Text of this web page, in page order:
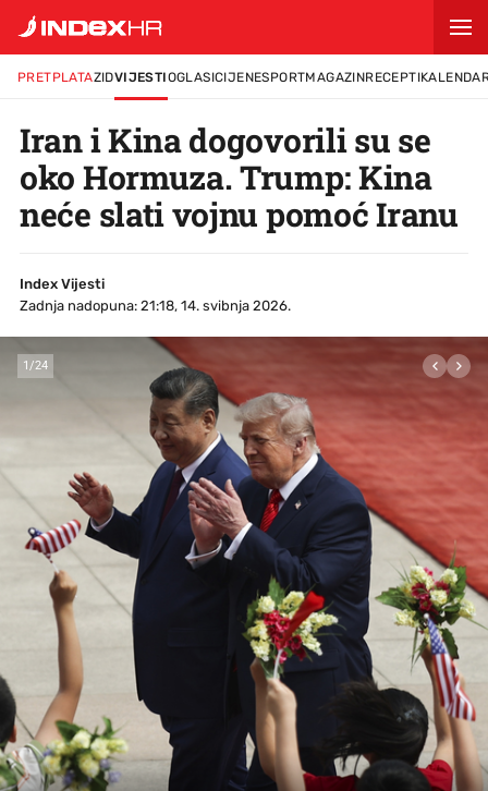
PRETPLATAZIDVIJESTIOGLASICIJENESPORTMAGAZINRECEPTI
Iran i Kina dogovorili su se
oko Hormuza. Trump: Kina
neće slati vojnu pomoć Iranu
Index Vijesti
Zadnja nadopuna: 21:18, 14. svibnja 2026.
1/24